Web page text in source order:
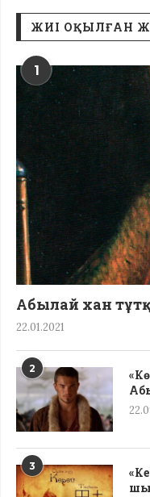
ЖИІ ОҚЫЛҒАН
1
Абылай хан
22.01.2021
2
3